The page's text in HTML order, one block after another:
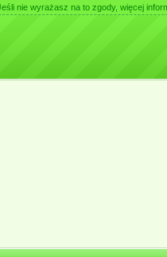
nie wyrażasz na to zgody, więcej